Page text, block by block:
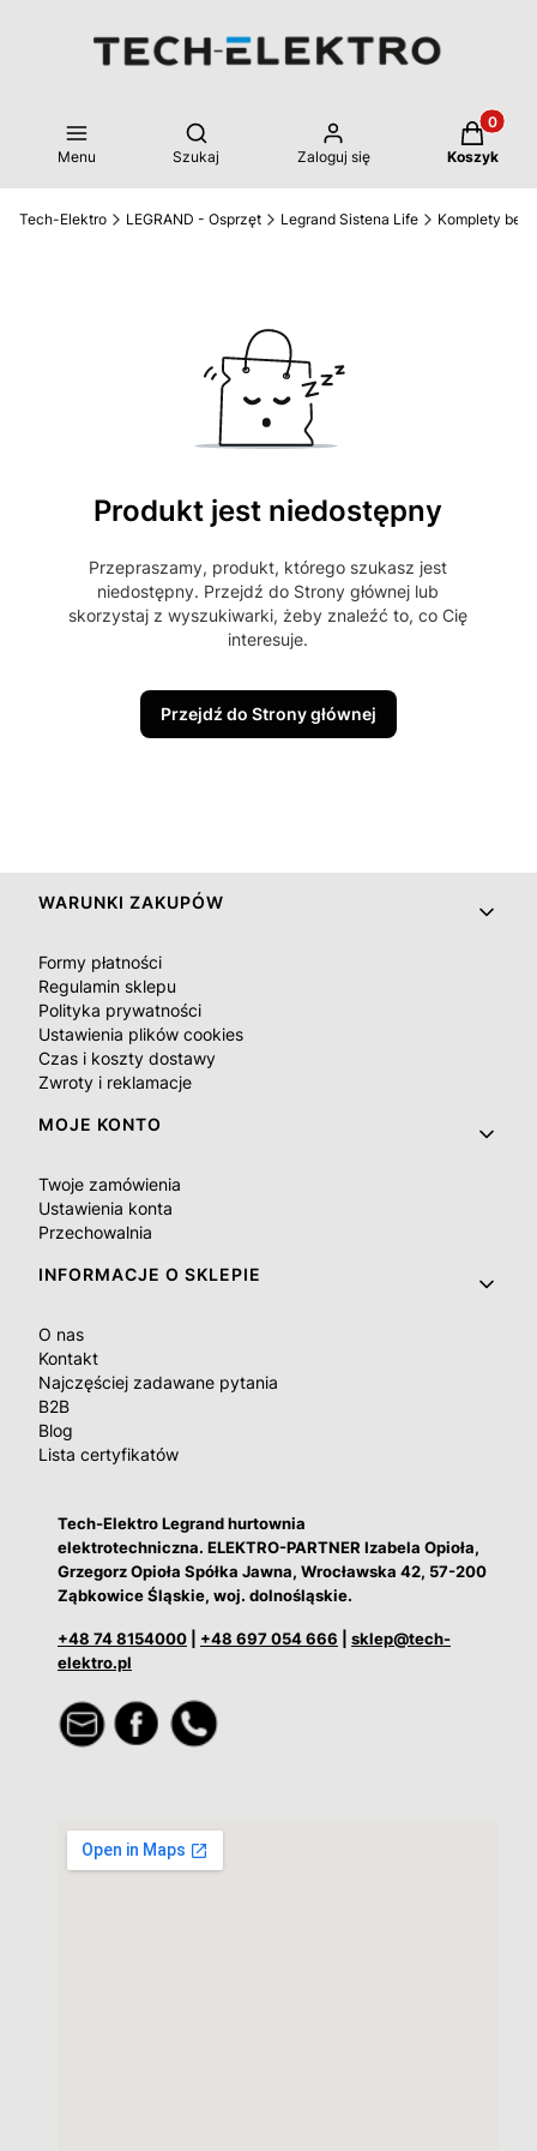
Menu
Otwórz wyszukiwarkę
Szukaj Zaloguj się Koszyk
Tech-Elektro LEGRAND - Osprzęt Legrand Sistena Life Komplety bez
Produkt jest niedostępny
Przepraszamy, produkt, którego szukasz jest
niedostępny. Przejdź do Strony głównej lub
skorzystaj z wyszukiwarki, żeby znaleźć to, co Cię
interesuje.
Przejdź do Strony głównej
Linki w stopce
WARUNKI ZAKUPÓW
Formy płatności
Regulamin sklepu
Polityka prywatności
Ustawienia plików cookies
Czas i koszty dostawy
Zwroty i reklamacje
MOJE KONTO
Twoje zamówienia
Ustawienia konta
Przechowalnia
INFORMACJE O SKLEPIE
O nas
Kontakt
Najczęściej zadawane pytania
B2B
Blog
Lista certyfikatów
Tech-Elektro Legrand hurtownia
elektrotechniczna. ELEKTRO-PARTNER Izabela Opioła,
Grzegorz Opioła Spółka Jawna, Wrocławska 42, 57-200
Ząbkowice Śląskie, woj. dolnośląskie.
+48 74 8154000 +48 697 054 666
sklep@tech-
elektro.pl